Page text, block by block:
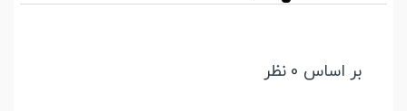
بر اساس 0 نظر